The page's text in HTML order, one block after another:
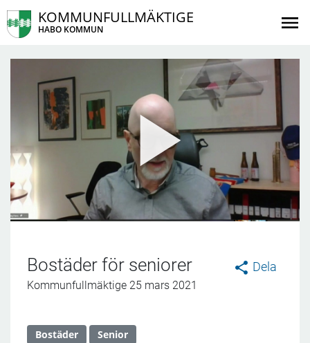
KOMMUNFULLMÄKTIGE
HABO KOMMUN
Dela
Bostäder för seniorer
Kommunfullmäktige 25 mars 2021
Bostäder Senior